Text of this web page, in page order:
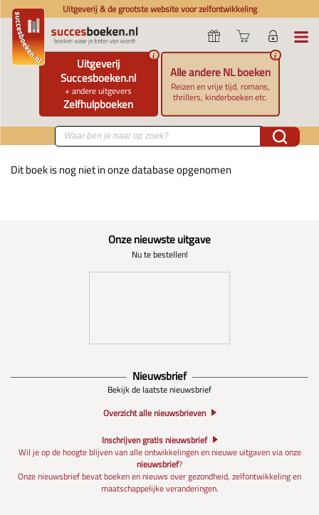
Uitgeverij & de grootste website voor zelfontwikkeling
Uitgeverij
Succesboeken.nl
+ andere uitgevers
Zelfhulpboeken
i
Alle andere NL boeken
Reizen en vrije tijd, romans,
thrillers, kinderboeken etc.
i
Onze nieuwste uitgave
Nu te bestellen!
Nieuwsbrief
Bekijk de laatste nieuwsbrief
Overzicht alle nieuwsbrieven
Inschrijven gratis nieuwsbrief
Wil je op de hoogte blijven van alle ontwikkelingen en nieuwe uitgaven via onze
nieuwsbrief?
Onze nieuwsbrief bevat boeken en nieuws over gezondheid, zelfontwikkeling en
maatschappelijke veranderingen.
Dit boek is nog niet in onze database opgenomen